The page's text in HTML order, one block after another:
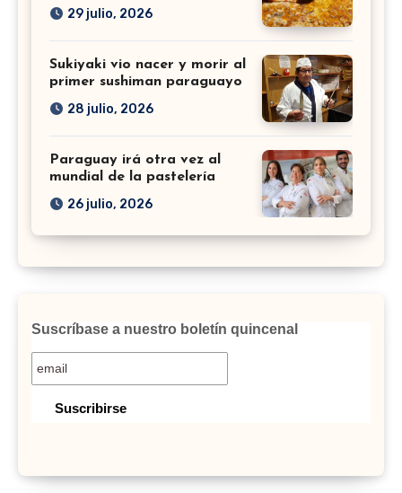
29 julio, 2026
Sukiyaki vio nacer y morir al
primer sushiman paraguayo
28 julio, 2026
Paraguay irá otra vez al
mundial de la pastelería
26 julio, 2026
Suscríbase a nuestro boletín quincenal